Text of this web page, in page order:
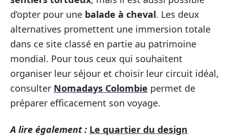
d’opter pour une balade à cheval. Les deux
alternatives promettent une immersion totale
dans ce site classé en partie au patrimoine
mondial. Pour tous ceux qui souhaitent
organiser leur séjour et choisir leur circuit idéal,
consulter Nomadays Colombie permet de
préparer efficacement son voyage.
A lire également : Le quartier du design